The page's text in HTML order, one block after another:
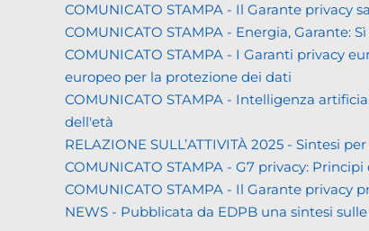
COMUNICATO STAMPA - Il Garante
COMUNICATO STAMPA - Energia, Garante:
COMUNICATO STAMPA - I Garanti privacy
europeo per la protezione dei dati
COMUNICATO STAMPA - Intelligenza
dell'età
RELAZIONE SULL’ATTIVITÀ 2025 - Sintesi
COMUNICATO STAMPA - G7 privacy:
COMUNICATO STAMPA - Il Garante
NEWS - Pubblicata da EDPB una sintesi